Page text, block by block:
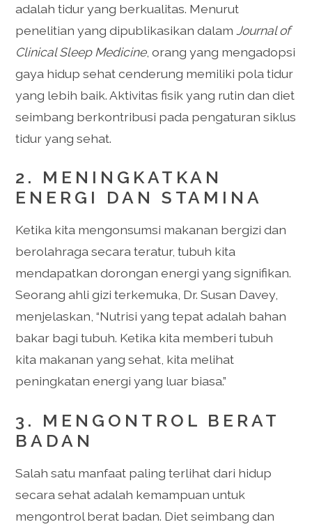
adalah tidur yang berkualitas. Menurut
penelitian yang dipublikasikan dalam Journal of
Clinical Sleep Medicine, orang yang mengadopsi
gaya hidup sehat cenderung memiliki pola tidur
yang lebih baik. Aktivitas fisik yang rutin dan diet
seimbang berkontribusi pada pengaturan siklus
tidur yang sehat.
2. MENINGKATKAN
ENERGI DAN STAMINA
Ketika kita mengonsumsi makanan bergizi dan
berolahraga secara teratur, tubuh kita
mendapatkan dorongan energi yang signifikan.
Seorang ahli gizi terkemuka, Dr. Susan Davey,
menjelaskan, “Nutrisi yang tepat adalah bahan
bakar bagi tubuh. Ketika kita memberi tubuh
kita makanan yang sehat, kita melihat
peningkatan energi yang luar biasa.”
3. MENGONTROL BERAT
BADAN
Salah satu manfaat paling terlihat dari hidup
secara sehat adalah kemampuan untuk
mengontrol berat badan. Diet seimbang dan